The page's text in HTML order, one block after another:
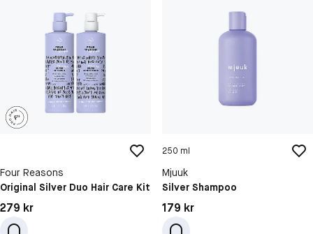
Four Reasons
Original Silver Duo Hair Care Kit
Pris: 279 kr
279 kr
250 ml
Mjuuk
Silver Shampoo
Pris: 179 kr
179 kr